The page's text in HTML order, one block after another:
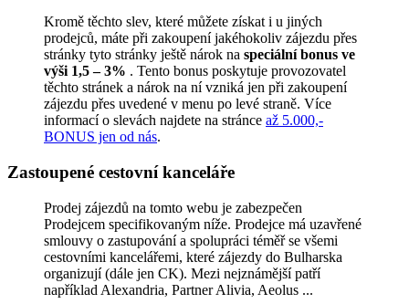
Kromě těchto slev, které můžete získat i u jiných
prodejců, máte při zakoupení jakéhokoliv zájezdu přes
stránky tyto stránky ještě nárok na speciální bonus ve
výši 1,5 – 3% . Tento bonus poskytuje provozovatel
těchto stránek a nárok na ní vzniká jen při zakoupení
zájezdu přes uvedené v menu po levé straně. Více
informací o slevách najdete na stránce až 5.000,-
BONUS jen od nás.
Zastoupené cestovní kanceláře
Prodej zájezdů na tomto webu je zabezpečen
Prodejcem specifikovaným níže. Prodejce má uzavřené
smlouvy o zastupování a spolupráci téměř se všemi
cestovními kancelářemi, které zájezdy do Bulharska
organizují (dále jen CK). Mezi nejznámější patří
například Alexandria, Partner Alivia, Aeolus ...